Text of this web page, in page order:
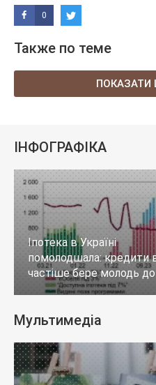
0
Также по теме
ІНФОГРАФІКА
Іпотека в Україні
помолодшала: кредити
частіше бере молодь
років
Мультимедіа